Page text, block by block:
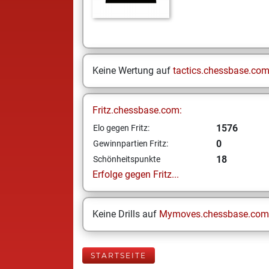
Keine Wertung auf tactics.chessbase.com
Fritz.chessbase.com:
Elo gegen Fritz: 1576
Gewinnpartien Fritz: 0
Schönheitspunkte
18
Erfolge gegen Fritz...
Keine Drills auf Mymoves.chessbase.com
STARTSEITE